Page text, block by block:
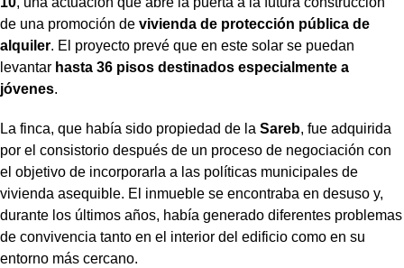
de una promoción de vivienda de protección pública de
alquiler. El proyecto prevé que en este solar se puedan
levantar hasta 36 pisos destinados especialmente a
jóvenes.
La finca, que había sido propiedad de la Sareb, fue adquirida
por el consistorio después de un proceso de negociación con
el objetivo de incorporarla a las políticas municipales de
vivienda asequible. El inmueble se encontraba en desuso y,
durante los últimos años, había generado diferentes problemas
de convivencia tanto en el interior del edificio como en su
entorno más cercano.